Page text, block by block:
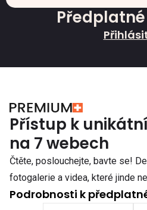
Přístup k
na 7 webech
Čtěte, poslouchejte, bavte se!
fotogalerie a videa, které jinde
Podrobnosti k